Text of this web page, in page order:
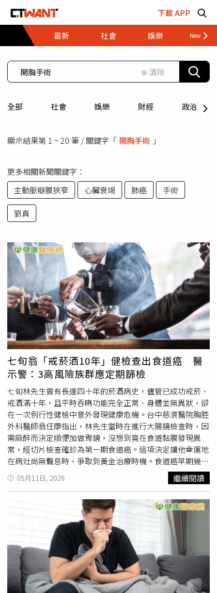
下載 APP
最新
社會 娛樂 財經
⊗ 清除
全部 社會 娛樂 財經 政治
顯示結果第 1 ~ 20 筆 / 關鍵字「 開胸手術 」
更多相關新聞關鍵字：
主動脈瓣膜狹窄
心臟衰竭 肺癌
手術
劉真
七旬翁「戒菸酒10年」健檢查出食道癌 醫
示警：3高風險族群應定期篩檢
七旬林先生曾有長達四十年的菸酒病史，儘管已成功戒菸、
戒酒滿十年，且平時吞嚥功能完全正常、身體並無異狀，卻
在一次例行性健檢中意外發現健康危機。台中慈濟醫院胸腔
外科醫師翁任康指出，林先生當時在進行大腸鏡檢查時，因
需麻醉而決定順便加做胃鏡，沒想到竟在食道黏膜發現異
常，經切片檢查確診為第一期食道癌。這項決定讓他幸運地
在病灶尚無聲息時，爭取到黃金治療時機。食道癌早期幾乎
無感 篩檢是關鍵翁任康醫師分析，食道是一個具有彈性的
管狀器官，當腫瘤生長到足以造成阻塞、引起吞嚥困難或喉
嚨異物感時，臨床上往往已經進展到第三或第四期。由於食
道癌早期症狀極不明顯，多數患者直到進食困難才就醫，林
先生在完全「零症狀」的情況下，透過內視鏡檢查於第一期
就發現病灶，確實是非常幸運的案例。胸腔鏡微創手術 助
縮短復原時間針對林先生的病況，翁任康醫師採取「胸腔鏡
微創手術」進行治療。這項術式僅在患者側胸壁開幾個小
孔，並搭配腹部小切口進行食道切除與胃管重建。與傳統
胸手術動輒二、三十公分的大型傷口相比，微創手術能維持
胸廓的完整性。翁任康醫師進一步說明，微創手術在部分臨
05月11日, 2026 繼續閱讀